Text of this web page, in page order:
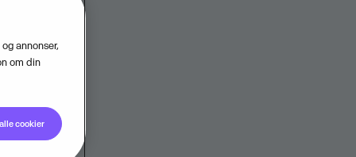
annonser,
om din
cookier